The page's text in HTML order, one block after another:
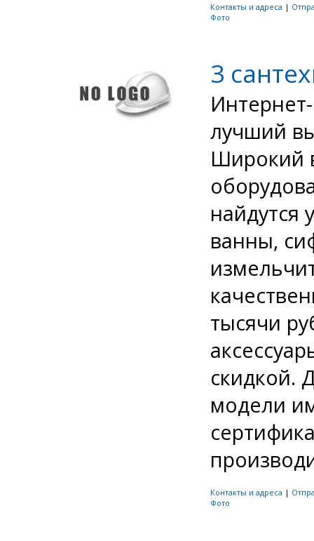
Контакты и адреса |
Фото
3
лучший
Широкий
найдутся
ванны,
тысячи
скидкой.
модели
Контакты и адреса |
Фото